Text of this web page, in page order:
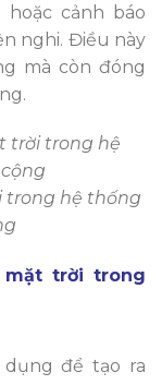
hoặc cảnh báo
nghi. Điều này
mà còn đóng
trong hệ thống
trời trong
để tạo ra